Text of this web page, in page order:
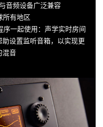
音频设备广泛兼容
所有地区
一起使用：声学实时房间
设置监听音箱，以实现更
混音